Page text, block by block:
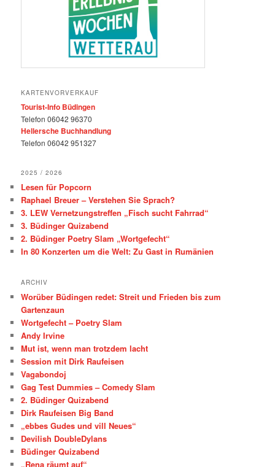
KARTENVORVERKAUF
Tourist-Info Büdingen
Telefon 06042 96370
Hellersche Buchhandlung
Telefon 06042 951327
2025 / 2026
Lesen für Popcorn
Raphael Breuer – Verstehen Sie Sprach?
3. LEW Vernetzungstreffen „Fisch sucht Fahrrad“
3. Büdinger Quizabend
2. Büdinger Poetry Slam „Wortgefecht“
In 80 Konzerten um die Welt: Zu Gast in Rumänien
ARCHIV
Worüber Büdingen redet: Streit und Frieden bis zum
Gartenzaun
Wortgefecht – Poetry Slam
Andy Irvine
Mut ist, wenn man trotzdem lacht
Session mit Dirk Raufeisen
Vagabondoj
Gag Test Dummies – Comedy Slam
2. Büdinger Quizabend
Dirk Raufeisen Big Band
„ebbes Gudes und vill Neues“
Devilish DoubleDylans
Büdinger Quizabend
„Rena räumt auf“